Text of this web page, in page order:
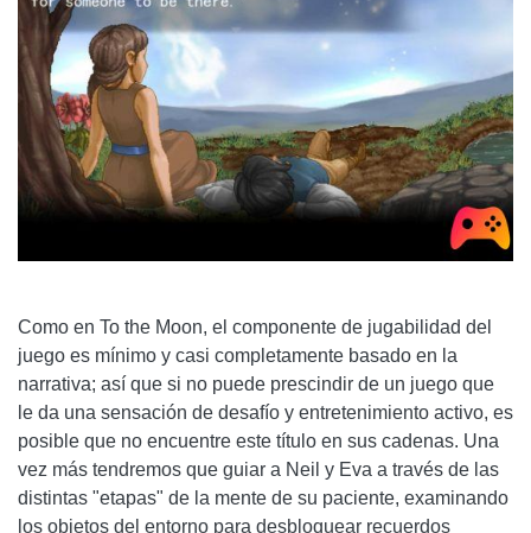
Como en To the Moon, el componente de jugabilidad del
juego es mínimo y casi completamente basado en la
narrativa; así que si no puede prescindir de un juego que
le da una sensación de desafío y entretenimiento activo, es
posible que no encuentre este título en sus cadenas. Una
vez más tendremos que guiar a Neil y Eva a través de las
distintas "etapas" de la mente de su paciente, examinando
los objetos del entorno para desbloquear recuerdos